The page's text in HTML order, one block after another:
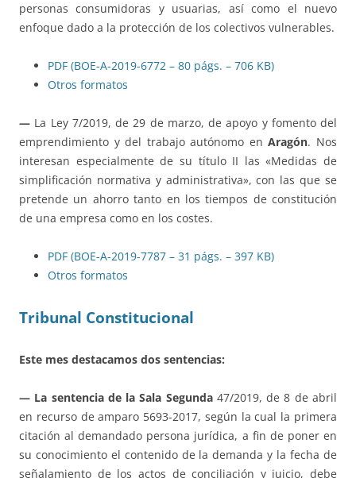
personas consumidoras y usuarias, así como el nuevo
enfoque dado a la protección de los colectivos vulnerables.
PDF (BOE-A-2019-6772 – 80 págs. – 706 KB)
Otros formatos
— La Ley 7/2019, de 29 de marzo, de apoyo y fomento del
emprendimiento y del trabajo autónomo enAragón. Nos
interesan especialmente de su título II las «Medidas de
simplificación normativa y administrativa», con las que se
pretende un ahorro tanto en los tiempos de constitución
de una empresa como en los costes.
PDF (BOE-A-2019-7787 – 31 págs. – 397 KB)
Otros formatos
Tribunal Constitucional
Este mes destacamos dos sentencias:
— La sentencia de la Sala Segunda 47/2019, de 8 de abril
en recurso de amparo 5693-2017, según la cual la primera
citación al demandado persona jurídica, a fin de poner en
su conocimiento el contenido de la demanda y la fecha de
señalamiento de los actos de conciliación y juicio, debe